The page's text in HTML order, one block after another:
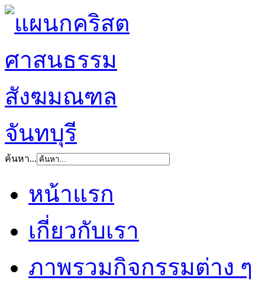
ค้นหา...
หน้าแรก
เกี่ยวกับเรา
ภาพรวมกิจกรรมต่าง ๆ